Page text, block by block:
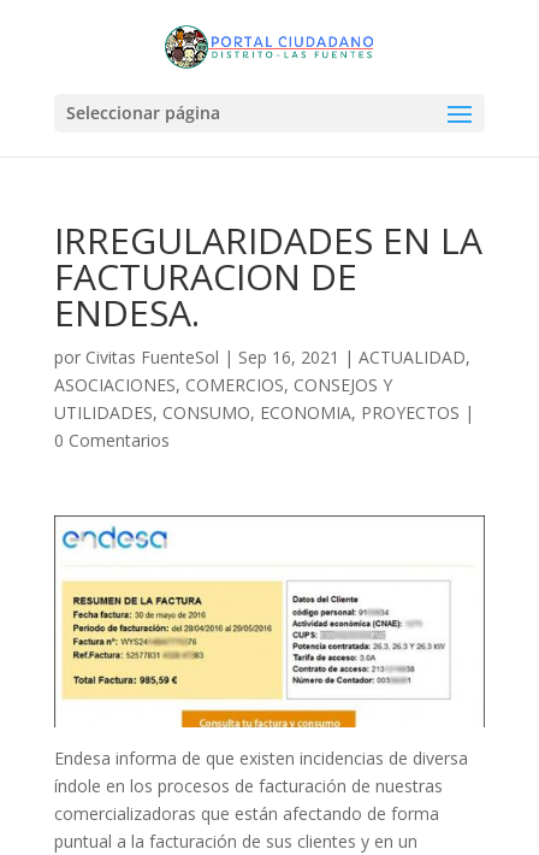
Seleccionar página
IRREGULARIDADES EN LA
FACTURACION DE
ENDESA.
por Civitas FuenteSol | Sep 16, 2021 | ACTUALIDAD,
ASOCIACIONES, COMERCIOS, CONSEJOS Y
UTILIDADES, CONSUMO, ECONOMIA, PROYECTOS |
0 Comentarios
Endesa informa de que existen incidencias de diversa
índole en los procesos de facturación de nuestras
comercializadoras que están afectando de forma
puntual a la facturación de sus clientes y en un